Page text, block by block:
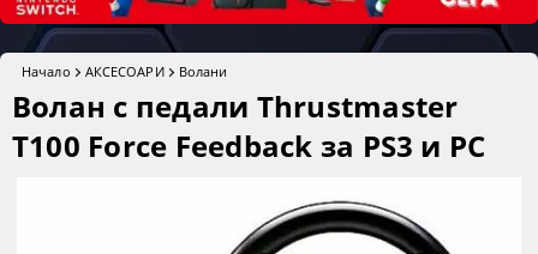
Начало АКСЕСОАРИ Волани
Волан с педали Thrustmaster
T100 Force Feedback за PS3 и PC